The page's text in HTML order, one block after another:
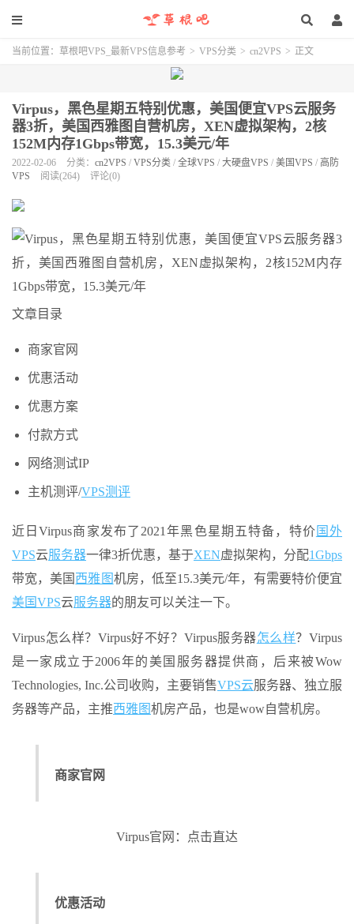
当前位置： 草根吧VPS_最新VPS信息参考 > VPS分类 > cn2VPS > 正文
Virpus，黑色星期五特别优惠，美国便宜VPS云服务
器3折，美国西雅图自营机房，XEN虚拟架构，2核
152M内存1Gbps带宽，15.3美元/年
2022-02-06 分类： cn2VPS / VPS分类 / 全球VPS / 大硬盘VPS / 美国VPS / 高防
VPS
阅读(264) 评论(0)
文章目录
商家官网
优惠活动
优惠方案
付款方式
网络测试IP
主机测评/VPS测评
近日Virpus商家发布了2021年黑色星期五特备，特价 国外
VPS云服务器一律3折优惠，基于XEN虚拟架构，分配1Gbps
带宽，美国 西雅图机房，低至15.3美元/年，有需要特价便宜
美国VPS云服务器的朋友可以关注一下。
Virpus怎么样？Virpus好不好？Virpus服务器怎么样？Virpus
是一家成立于2006年的美国服务器提供商，后来被Wow
Technologies, Inc.公司收购，主要销售VPS云服务器、独立服
务器等产品，主推西雅图机房产品，也是wow自营机房。
商家官网
Virpus官网：点击直达
优惠活动